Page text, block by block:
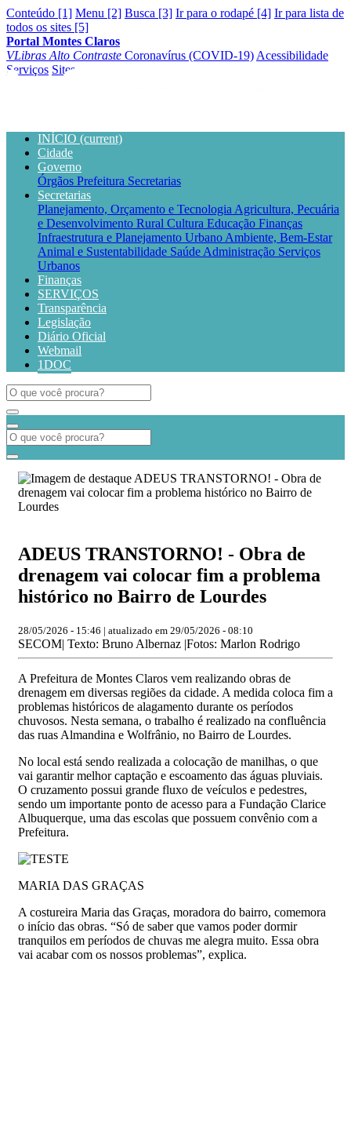
Conteúdo [1] Menu [2] Busca [3] Ir para o rodapé [4] Ir para lista de
todos os sites [5]
Portal Montes Claros
VLibras Alto Contraste Coronavírus (COVID-19) Acessibilidade
Serviços Sites
INÍCIO (current)
Cidade
Governo
Órgãos Prefeitura Secretarias
Secretarias
Planejamento, Orçamento e Tecnologia Agricultura, Pecuária
e Desenvolvimento Rural Cultura Educação Finanças
Infraestrutura e Planejamento Urbano Ambiente, Bem-Estar
Animal e Sustentabilidade Saúde Administração Serviços
Urbanos
Finanças
SERVIÇOS
Transparência
Legislação
Diário Oficial
Webmail
1DOC
ADEUS TRANSTORNO! - Obra de
drenagem vai colocar fim a problema
histórico no Bairro de Lourdes
28/05/2026 - 15:46 | atualizado em 29/05/2026 - 08:10
SECOM| Texto: Bruno Albernaz |Fotos: Marlon Rodrigo
A Prefeitura de Montes Claros vem realizando obras de
drenagem em diversas regiões da cidade. A medida coloca fim a
problemas históricos de alagamento durante os períodos
chuvosos. Nesta semana, o trabalho é realizado na confluência
das ruas Almandina e Wolfrânio, no Bairro de Lourdes.
No local está sendo realizada a colocação de manilhas, o que
vai garantir melhor captação e escoamento das águas pluviais.
O cruzamento possui grande fluxo de veículos e pedestres,
sendo um importante ponto de acesso para a Fundação Clarice
Albuquerque, uma das escolas que possuem convênio com a
Prefeitura.
MARIA DAS GRAÇAS
A costureira Maria das Graças, moradora do bairro, comemora
o início das obras. “Só de saber que vamos poder dormir
tranquilos em períodos de chuvas me alegra muito. Essa obra
vai acabar com os nossos problemas”, explica.